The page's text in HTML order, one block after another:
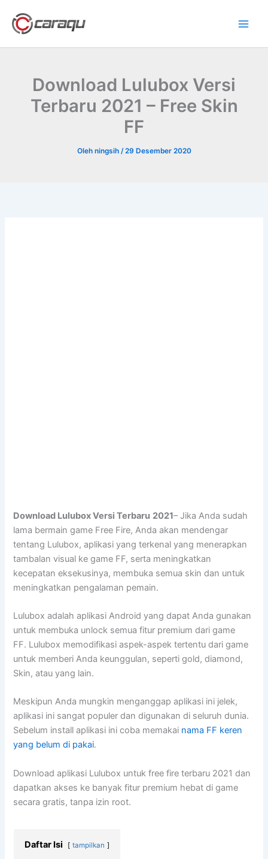
konten
Download Lulubox Versi
Terbaru 2021 – Free Skin
FF
Oleh ningsih /29 Desember 2020
Download Lulubox Versi Terbaru 2021– Jika Anda sudah
lama bermain game Free Fire, Anda akan mendengar
tentang Lulubox, aplikasi yang terkenal yang menerapkan
tambalan visual ke game FF, serta meningkatkan
kecepatan eksekusinya, membuka semua skin dan untuk
meningkatkan pengalaman pemain.
Lulubox adalah aplikasi Android yang dapat Anda gunakan
untuk membuka unlock semua fitur premium dari game
FF. Lulubox memodifikasi aspek-aspek tertentu dari game
untuk memberi Anda keunggulan, seperti gold, diamond,
Skin, atau yang lain.
Meskipun Anda mungkin menganggap aplikasi ini jelek,
aplikasi ini sangat populer dan digunakan di seluruh dunia.
Sebelum install aplikasi ini coba memakai nama FF keren
yang belum di pakai.
Download aplikasi Lulubox untuk free fire terbaru 2021 dan
dapatkan akses ke banyak fitur premium hebat di game
secara gratis, tanpa izin root.
Daftar Isi tampilkan